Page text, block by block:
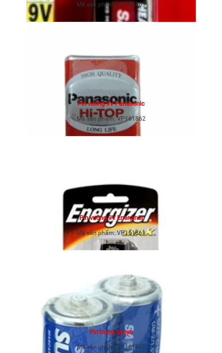
Mã sản phẩm:VP161863
Pin vuông 9V Panasonic
Mã sản phẩm:VP161862
Pin vuông 9V Energiner
Mã sản phẩm:VP161861
Pin trung Sanyo
Mã sản phẩm: VP161860